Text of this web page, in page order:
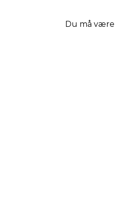
Du må være